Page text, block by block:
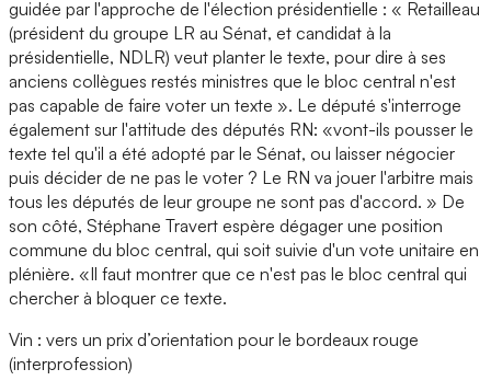
guidée par l'approche de l'élection présidentielle : « Retailleau
(président du groupe LR au Sénat, et candidat à la
présidentielle, NDLR) veut planter le texte, pour dire à ses
anciens collègues restés ministres que le bloc central n'est
pas capable de faire voter un texte ». Le député s'interroge
également sur l'attitude des députés RN: «vont-ils pousser le
texte tel qu'il a été adopté par le Sénat, ou laisser négocier
puis décider de ne pas le voter ? Le RN va jouer l'arbitre mais
tous les députés de leur groupe ne sont pas d'accord. » De
son côté, Stéphane Travert espère dégager une position
commune du bloc central, qui soit suivie d'un vote unitaire en
plénière. «Il faut montrer que ce n'est pas le bloc central qui
chercher à bloquer ce texte.
Vin : vers un prix d’orientation pour le bordeaux rouge
(interprofession)